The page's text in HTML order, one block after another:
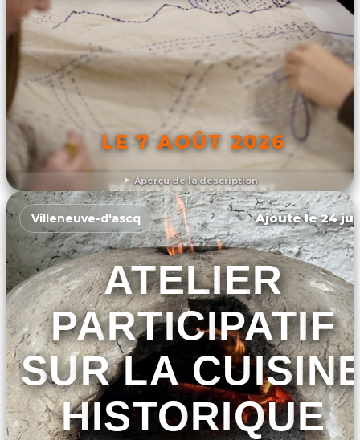
Aperçu de la description
LE 7 AOÛT 2026
DÉCOUVRIR L'ÉVÉNEMENT
Villeneuve-d'ascq Ajouté le 24
ATELIER
PARTICIPATIF
SUR LA
HISTORIQUE